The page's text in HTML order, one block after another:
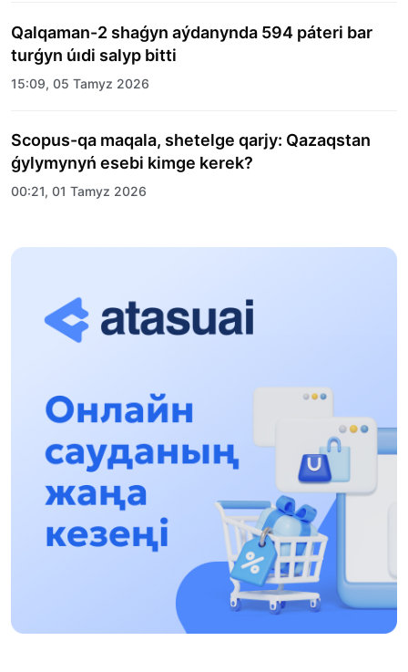
Qalqaman-2 shaǵyn aýdanynda 594 páteri bar
turǵyn úıdi salyp bitti
15:09, 05 Tamyz 2026
Scopus-qa maqala, shetelge qarjy: Qazaqstan
ǵylymynyń esebi kimge kerek?
00:21, 01 Tamyz 2026
«Zań kerýeni» jobasy: Abaı oblysynda quqyqtyq
17:31, 31 Shilde 2026
13:13, 30 Shilde 2026
Asqat Asylbekov: Kúshti bılikke kúshti tulǵalar
kerek!
12:01, 28 Shilde 2026
Abzal Dostıar: Dýman Muhametkárimdi Almaty
túrmesine aýystyrýy múmkin
16:15, 27 Shilde 2026